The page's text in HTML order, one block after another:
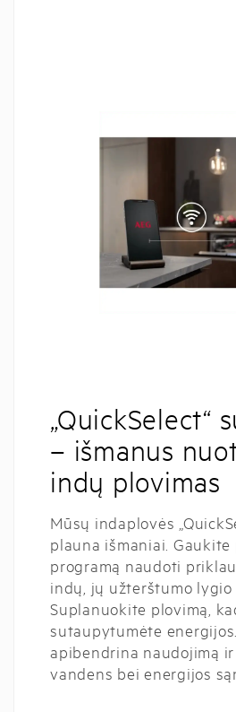
„QuickSelect“
– išmanus
indų plovimas
Mūsų indaplovės
plauna išmaniai.
programą naudoti
indų, jų užterštumo lygio
Suplanuokite plovimą,
sutaupytumėte
apibendrina naudojimą
vandens bei energijos